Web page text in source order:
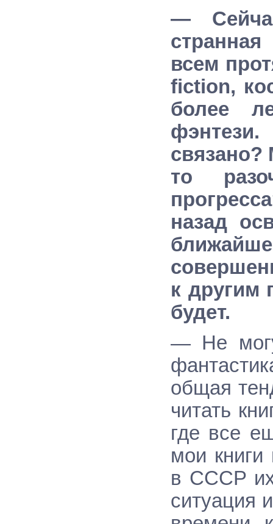
—
всем
fiction,
более
связано?
то
назад
к другим
будет.
— Не
общая
читать
где все
мои
в СССР их
ситуация